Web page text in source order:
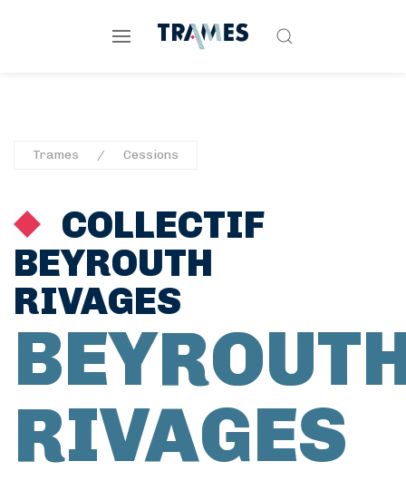
Trames Cessions
COLLECTIF
BEYROUTH
RIVAGES
RIVAGES